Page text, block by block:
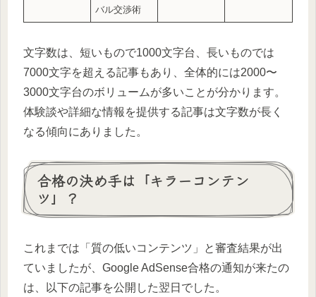
バル交渉術
文字数は、短いもので1000文字台、長いものでは
7000文字を超える記事もあり、全体的には2000〜
3000文字台のボリュームが多いことが分かります。
体験談や詳細な情報を提供する記事は文字数が長く
なる傾向にありました。
合格の決め手は「キラーコンテン
ツ」？
これまでは「質の低いコンテンツ」と審査結果が出
ていましたが、Google AdSense合格の通知が来たの
は、以下の記事を公開した翌日でした。